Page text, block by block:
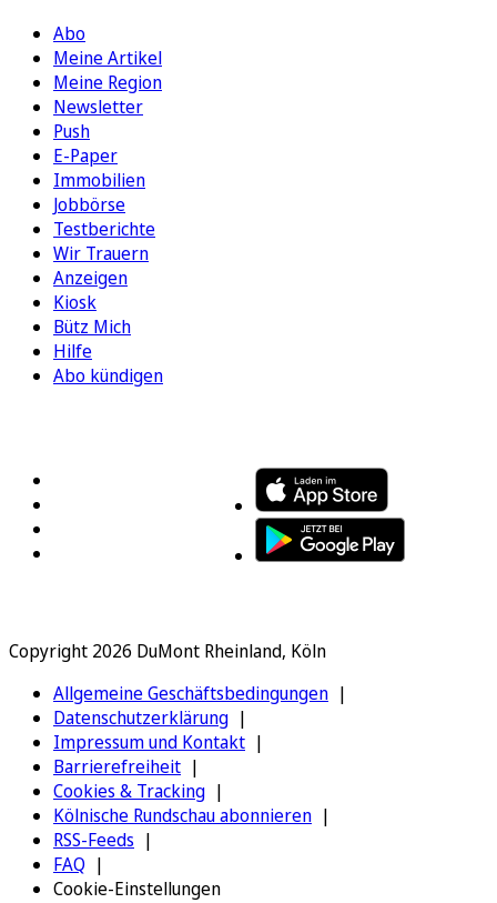
Abo
Meine Artikel
Meine Region
Newsletter
Push
E-Paper
Immobilien
Jobbörse
Testberichte
Wir Trauern
Anzeigen
Kiosk
Bütz Mich
Hilfe
Abo kündigen
Copyright 2026 DuMont Rheinland, Köln
Allgemeine Geschäftsbedingungen
Datenschutzerklärung
Impressum und Kontakt
Barrierefreiheit
Cookies & Tracking
Kölnische Rundschau abonnieren
RSS-Feeds
FAQ
Cookie-Einstellungen